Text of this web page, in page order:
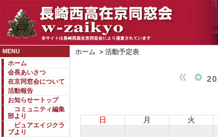
MENU
ホーム
会長あいさつ
在京同窓会について
活動報告
お知らせートップ
コミュニティ編集
部より
ピュアエイジクラ
ブより
ホーム > 活動予定表
日 月 火